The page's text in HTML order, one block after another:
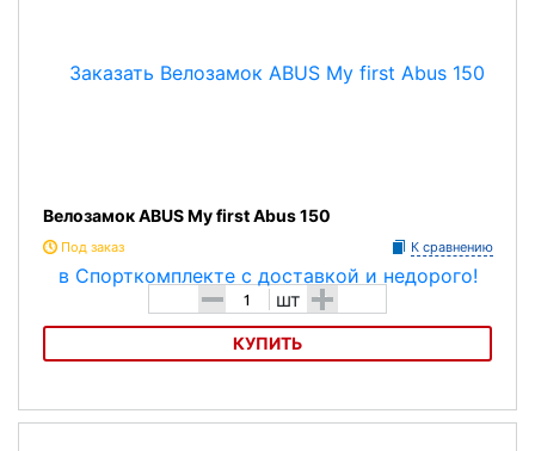
Велозамок ABUS My first Abus 150
Под заказ К сравнению
- шт +
КУПИТЬ
ВелозамокABUS My first Abus 150